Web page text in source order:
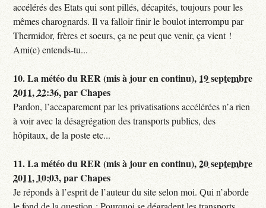
accélérés des Etats qui sont pillés, décapités, toujours pour les
mêmes charognards. Il va falloir finir le boulot interrompu par
Thermidor, frères et soeurs, ça ne peut que venir, ça vient !
Ami(e) entends-tu...
10.La météo du RER (mis à jour en continu), 19 septembre
2011, 22:36,parChapes
Pardon, l’accaparement par les privatisations accélérées n’a rien
à voir avec la désagrégation des transports publics, des
hôpitaux, de la poste etc...
11.La météo du RER (mis à jour en continu),20 septembre
2011, 10:03,parChapes
Je réponds à l’esprit de l’auteur du site selon moi. Qui n’aborde